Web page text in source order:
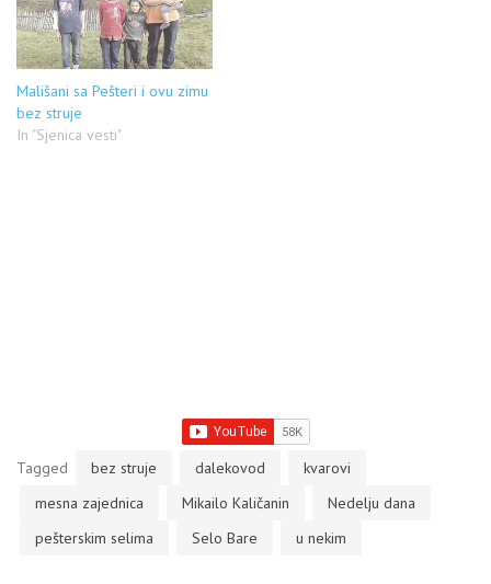
Mališani sa Pešteri i ovu zimu
bez struje
In "Sjenica vesti"
Tagged bez struje dalekovod
kvarovi
mesna zajednica
Mikailo Kaličanin
Nedelju dana
pešterskim selima
Selo Bare u nekim